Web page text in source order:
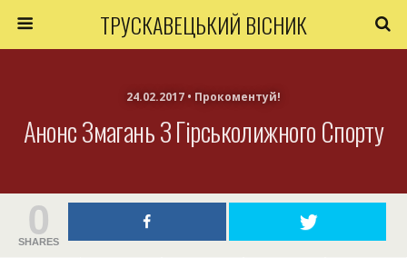
ТРУСКАВЕЦЬКИЙ ВІСНИК
24.02.2017 • Прокоментуй!
Анонс Змагань З Гірськолижного Спорту
0
SHARES